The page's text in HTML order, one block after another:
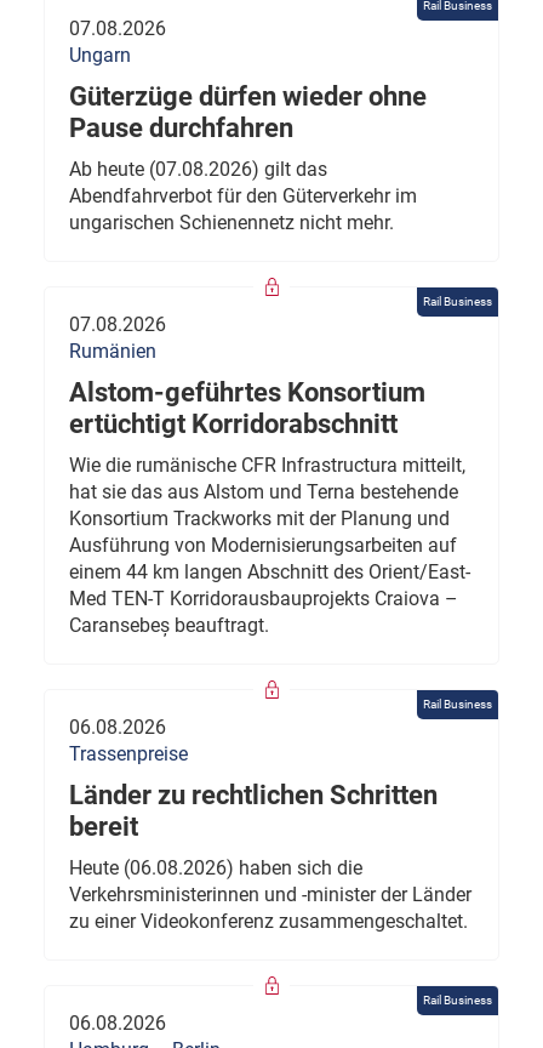
Rail Business
07.08.2026
Ungarn
Güterzüge dürfen wieder ohne
Pause durchfahren
Ab heute (07.08.2026) gilt das
Abendfahrverbot für den Güterverkehr im
ungarischen Schienennetz nicht mehr.
Rail Business
07.08.2026
Rumänien
Alstom-geführtes Konsortium
ertüchtigt Korridorabschnitt
Wie die rumänische CFR Infrastructura mitteilt,
hat sie das aus Alstom und Terna bestehende
Konsortium Trackworks mit der Planung und
Ausführung von Modernisierungsarbeiten auf
einem 44 km langen Abschnitt des Orient/East-
Med TEN-T Korridorausbauprojekts Craiova –
Caransebeș beauftragt.
Rail Business
06.08.2026
Trassenpreise
Länder zu rechtlichen Schritten
bereit
Heute (06.08.2026) haben sich die
Verkehrsministerinnen und -minister der Länder
zu einer Videokonferenz zusammengeschaltet.
Rail Business
06.08.2026